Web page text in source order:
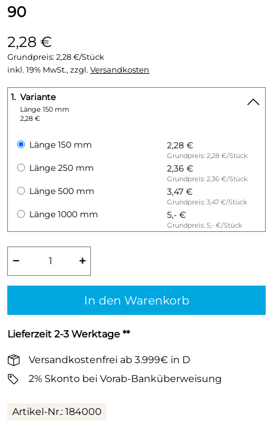
90
2,28 €
Grundpreis: 2,28 €/Stück
inkl. 19% MwSt., zzgl. Versandkosten
1. Variante
Länge 150 mm
2,28 €
Länge 150 mm 2,28 €
Grundpreis: 2,28 €/Stück
Länge 250 mm 2,36 €
Grundpreis: 2,36 €/Stück
Länge 500 mm 3,47 €
Grundpreis: 3,47 €/Stück
Länge 1000 mm 5,- €
Grundpreis: 5,- €/Stück
− +
In den Warenkorb
Lieferzeit 2-3 Werktage **
Versandkostenfrei ab 3.999€ in D
2% Skonto bei Vorab-Banküberweisung
Artikel-Nr.: 184000